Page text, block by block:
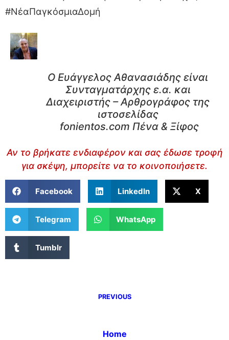
#ΝέαΠαγκόσμιαΔομή
Ο Ευάγγελος Αθανασιάδης είναι
Συνταγματάρχης ε.α. και
Διαχειριστής – Αρθρογράφος της
ιστοσελίδας
fonientos.com Πένα & Ξίφος
Αν το βρήκατε ενδιαφέρον και σας έδωσε τροφή
για σκέψη, μπορείτε να το κοινοποιήσετε.
Facebook LinkedIn X
Telegram WhatsApp
Tumblr
PREVIOUS
Home